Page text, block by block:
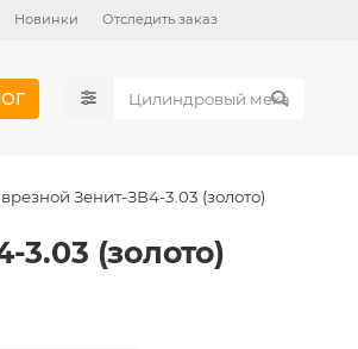
Новинки Отследить заказ
Зенит-ЗВ4-3.03 (золото)
(золото)